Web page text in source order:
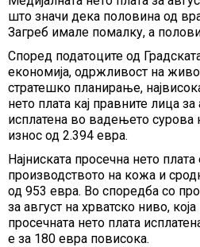
што значи дека половина од
Загреб имале помалку, а
Според податоците од
економија, одржливост на
стратешко планирање,
нето плата кај правните лица
исплатена во вадењето сурова
износ од 2.394 евра.
Најниската просечна нето
производството на кожа и
од 953 евра. Во споредба со
за август на хрватско ниво,
просечната нето плата
е за 180 евра повисока.